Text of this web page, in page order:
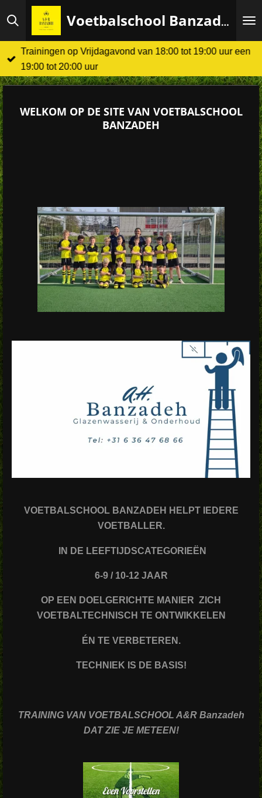
Ga
direct
naar
de
hoofdinhoud
Voetbalschool Banzadeh
Trainingen op Vrijdagavond van 18:00 tot 19:00 uur een
19:00 tot 20:00 uur
WELKOM OP DE SITE VAN VOETBALSCHOOL
BANZADEH
VOETBALSCHOOL BANZADEH HELPT IEDERE
VOETBALLER.
IN DE LEEFTIJDSCATEGORIEËN
6-9 / 10-12 JAAR
OP EEN DOELGERICHTE MANIER ZICH
VOETBALTECHNISCH TE ONTWIKKELEN
ÉN TE VERBETEREN.
TECHNIEK IS DE BASIS!
TRAINING VAN VOETBALSCHOOL A&R Banzadeh
DAT ZIE JE METEEN!